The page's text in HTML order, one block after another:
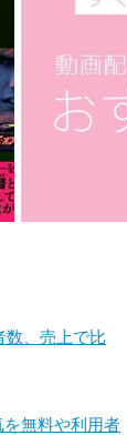
数、売上で比
無料や利用者